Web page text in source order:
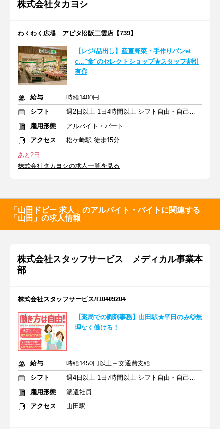
株式会社タカヨシ
わくわく広場 アピタ松阪三雲店【739】
【レジ/品出し】産直野菜・手作りパンet
c…"食"のセレクトショップ★スタッフ割引
有◎
給与
時給1400円
シフト
週2日以上 1日4時間以上 シフト自由・自己申告
雇用形態
アルバイト・パート
アクセス
松ケ崎駅 徒歩15分
あと2日
株式会社タカヨシの求人一覧を見る
「山田ドビー 求人」のアルバイト・バイトに関連する
「山田」の求人情報
株式会社スタッフサービス メディカル事業本
部
株式会社スタッフサービス/I10409204
【薬局での調剤事務】山田駅★平日のみ◎無
理なく働ける！
給与
時給1450円以上＋交通費支給
シフト
週4日以上 1日7時間以上 シフト自由・自己申告
雇用形態
派遣社員
アクセス
山田駅